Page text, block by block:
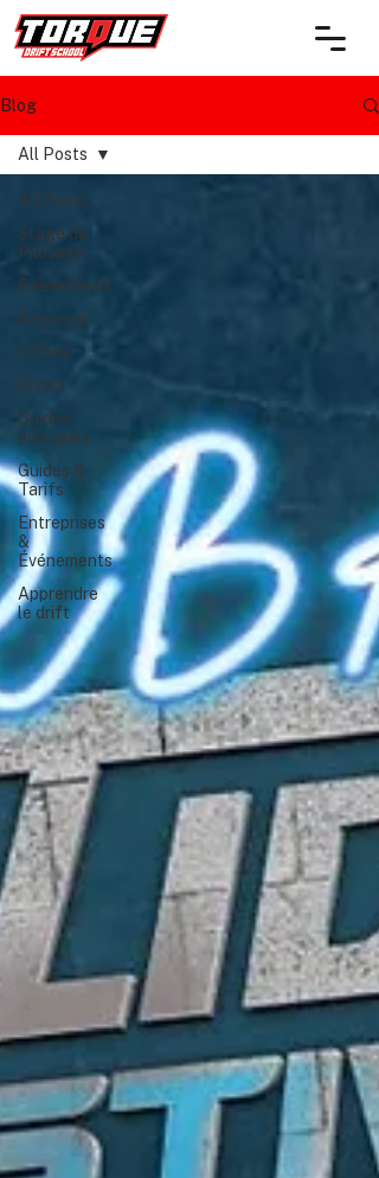
Blog
All Posts
Stage de
Pilotage
Événements
Annonce
Offres
Divers
Guides
pratiques
Guides &
Tarifs
Entreprises
&
Événements
Apprendre
le drift
All Posts